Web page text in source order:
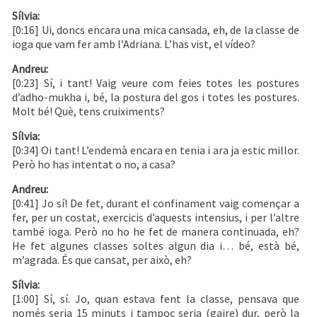
Sílvia:
[0:16] Ui, doncs encara una mica cansada, eh, de la classe de
ioga que vam fer amb l’Adriana. L’has vist, el vídeo?
Andreu:
[0:23] Sí, i tant! Vaig veure com feies totes les postures
d’adho-mukha i, bé, la postura del gos i totes les postures.
Molt bé! Què, tens cruiximents?
Sílvia:
[0:34] Oi tant! L’endemà encara en tenia i ara ja estic millor.
Però ho has intentat o no, a casa?
Andreu:
[0:41] Jo sí! De fet, durant el confinament vaig començar a
fer, per un costat, exercicis d’aquests intensius, i per l’altre
també ioga. Però no ho he fet de manera continuada, eh?
He fet algunes classes soltes algun dia i… bé, està bé,
m’agrada. És que cansat, per això, eh?
Sílvia:
[1:00] Sí, sí. Jo, quan estava fent la classe, pensava que
només seria 15 minuts i tampoc seria (gaire) dur, però la